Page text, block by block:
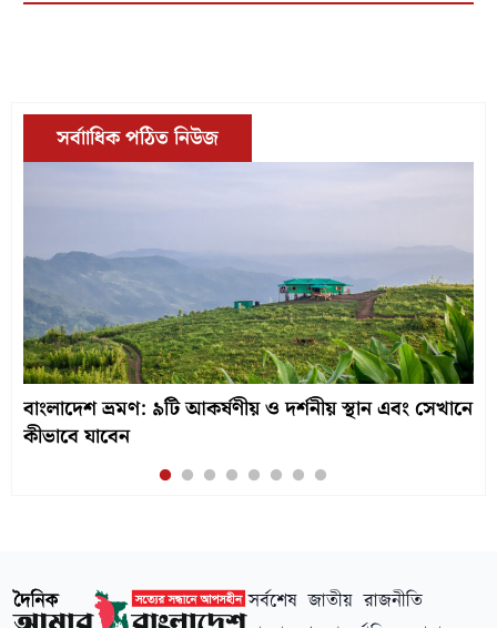
সর্বাাধিক পঠিত নিউজ
বাংলাদেশ ভ্রমণ: ৯টি আকর্ষণীয় ও দর্শনীয় স্থান এবং সেখানে
কীভাবে যাবেন
সর্বশেষ জাতীয় রাজনীতি